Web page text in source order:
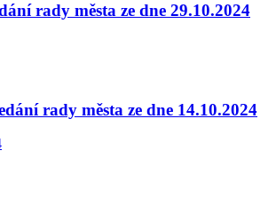
rady města ze dne 29.10.2024
rady města ze dne 14.10.2024